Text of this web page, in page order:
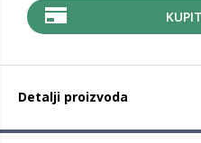
Detalji proizvoda